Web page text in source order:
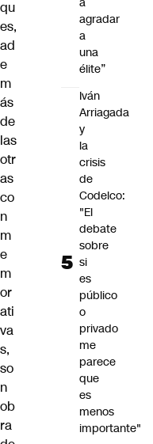
qu
es,
ad
e
m
ás
de
las
otr
as
co
n
m
e
m
or
ati
va
s,
so
n
ob
ra
agradar
a
una
élite”
Iván
Arriagada
y
la
crisis
de
Codelco:
"El
debate
sobre
si
es
público
o
privado
me
parece
que
es
menos
importante"